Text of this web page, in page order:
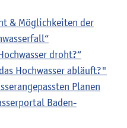
& Möglichkeiten der
droht?“
Hochwasser abläuft?"
Planen
Baden-